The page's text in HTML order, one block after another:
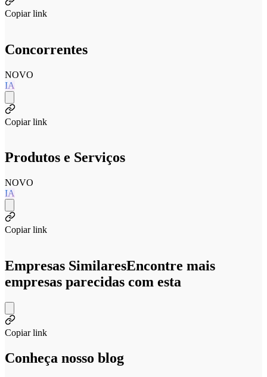
Copiar link
Concorrentes
NOVO
IA
Copiar link
Produtos e Serviços
NOVO
IA
Copiar link
Empresas SimilaresEncontre mais
empresas parecidas com esta
Copiar link
Conheça nosso blog